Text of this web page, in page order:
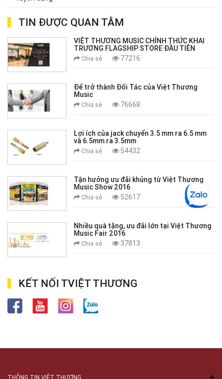
TIN ĐƯỢC QUAN TÂM
VIỆT THƯƠNG MUSIC CHÍNH THỨC KHAI
TRƯƠNG FLAGSHIP STORE ĐẦU TIÊN
Chia sẻ 77216
Để trở thành Đối Tác của Việt Thương
Music
Chia sẻ 76668
Lợi ích của jack chuyển 3.5 mm ra 6.5 mm
và 6.5mm ra 3.5mm
Chia sẻ 54432
Tận hưởng ưu đãi khủng từ Việt Thương
Music Show 2016
Chia sẻ 52617
Nhiều quà tặng, ưu đãi lớn tại Việt Thương
Music Fair 2016
Chia sẻ 37813
KẾT NỐI TVIỆT THƯƠNG
THÔNG TIN VIỆT THƯƠNG